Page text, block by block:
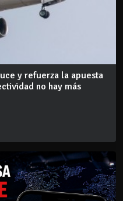
y refuerza la apuesta
no hay más